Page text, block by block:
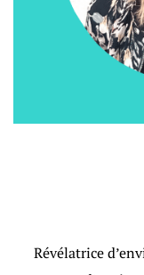
Révélatrice